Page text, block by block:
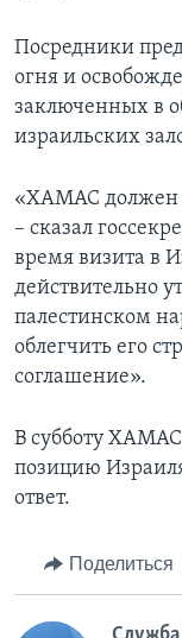
Посредники
огня и
заключенных в
израильских
«ХАМАС должен
– сказал
время визита в
действительно
палестинском
облегчить его
соглашение».
В субботу
позицию
ответ.
Поделиться